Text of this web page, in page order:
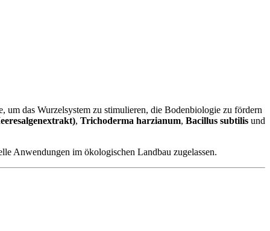
das Wurzelsystem zu stimulieren, die Bodenbiologie zu fördern
, Trichoderma harzianum, Bacillus subtilis und
Anwendungen im ökologischen Landbau zugelassen.